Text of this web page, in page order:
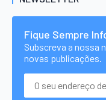
Fique Sempre
Subscreva a nossa
novas publicações.